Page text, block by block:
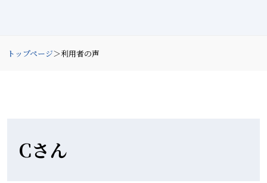
トップページ＞利用者の声
Cさん